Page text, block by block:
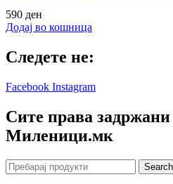
590 ден
Додај во кошница
Следете не:
Facebook Instagram
Сите права
Mиленици.мк
Search